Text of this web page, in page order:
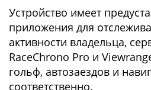
Устройство имеет
приложения для
активности владельца,
RaceChrono Pro и
гольф, автозаездов и
соответственно.